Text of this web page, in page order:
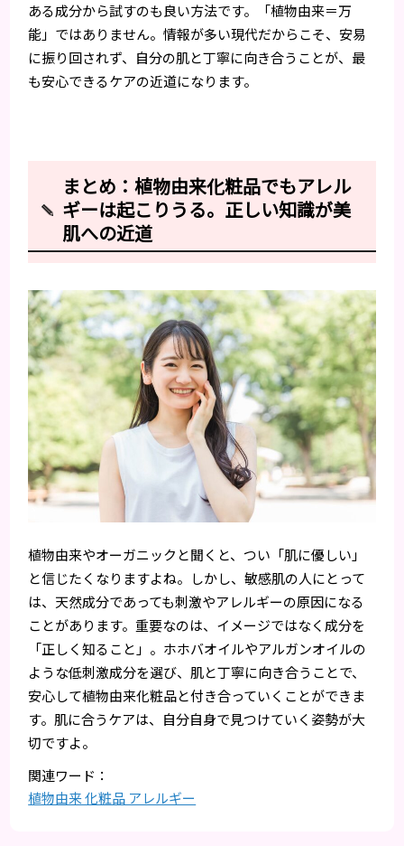
ある成分から試すのも良い方法です。「植物由来＝万
能」ではありません。情報が多い現代だからこそ、安易
に振り回されず、自分の肌と丁寧に向き合うことが、最
も安心できるケアの近道になります。
まとめ：植物由来化粧品でもアレル
ギーは起こりうる。正しい知識が美
肌への近道
植物由来やオーガニックと聞くと、つい「肌に優しい」
と信じたくなりますよね。しかし、敏感肌の人にとって
は、天然成分であっても刺激やアレルギーの原因になる
ことがあります。重要なのは、イメージではなく成分を
「正しく知ること」。ホホバオイルやアルガンオイルの
ような低刺激成分を選び、肌と丁寧に向き合うことで、
安心して植物由来化粧品と付き合っていくことができま
す。肌に合うケアは、自分自身で見つけていく姿勢が大
切ですよ。
植物由来 化粧品 アレルギー